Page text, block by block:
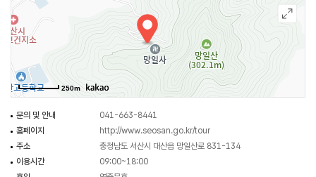
단청의 빛깔은 원래의 색 대신 노을빛을 받은 색다른 색으로 바뀌어 무한한
부처님의 공력을 느끼게 만든다. 대신 아침의 망일사는 서쪽 절집이어서인지
해가 늦게 뜨고 그래서 서늘한 푸른빛과 추위를 많이 느끼게 한다.
절의 오랜 역사를 말해주듯이 경내 앞마당에는 수령 700년의 괴목이 서 있다.
사찰의 역사를 말없이 대변하고 있는 나무는 모진 서해바다의 모든 것을 오랜
사람들의 믿음과 사랑을 여전히 받고 있는 것이다. 특히나 이들 나무들은 대웅전
앞에 서 있는 뒤틀리며 용트림하는 오래된 고목을 통해 사찰이 겪었을 긴 세월에
걸친 영욕의 이야기를 전해 들을 수 있다. 망일사에서 서해의 해를 바라보고
싶다면 대웅전 마당 앞 나무에 기대어 서거나 혹은 이 절집에서 그나마 오랜
250m
문의 및 안내
041-663-8441
홈페이지
http://www.seosan.go.kr/tour
주소
충청남도 서산시 대산읍 망일산로 831-134
이용시간
09:00~18:00